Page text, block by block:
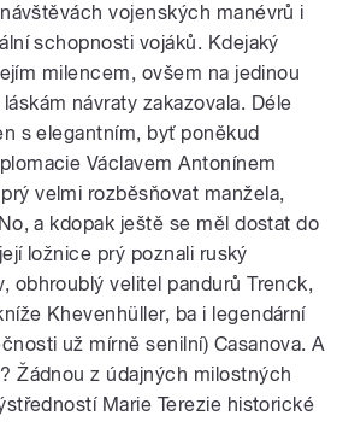
vojenských manévrů i
schopnosti vojáků. Kdejaký
milencem, ovšem na jedinou
návraty zakazovala. Déle
s elegantním, byť poněkud
Václavem Antonínem
velmi rozběsňovat manžela,
a kdopak ještě se měl dostat do
ložnice prý poznali ruský
obhroublý velitel pandurů Trenck,
Khevenhüller, ba i legendární
už mírně senilní) Casanova. A
Žádnou z údajných milostných
Marie Terezie historické